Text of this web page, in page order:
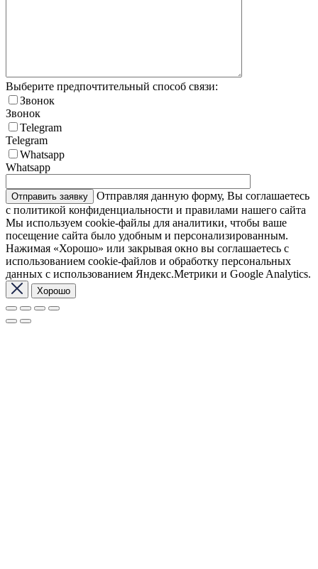
Выберите предпочтительный способ связи:
Звонок
Звонок
Telegram
Telegram
Whatsapp
Whatsapp
Отправляя данную форму, Вы соглашаетесь
с политикой конфиденциальности и правилами нашего сайта
Мы используем cookie-файлы для аналитики, чтобы ваше
посещение сайта было удобным и персонализированным.
Нажимая «Хорошо» или закрывая окно вы соглашаетесь с
использованием cookie-файлов и обработку персональных
данных с использованием Яндекс.Метрики и Google Analytics.
Хорошо